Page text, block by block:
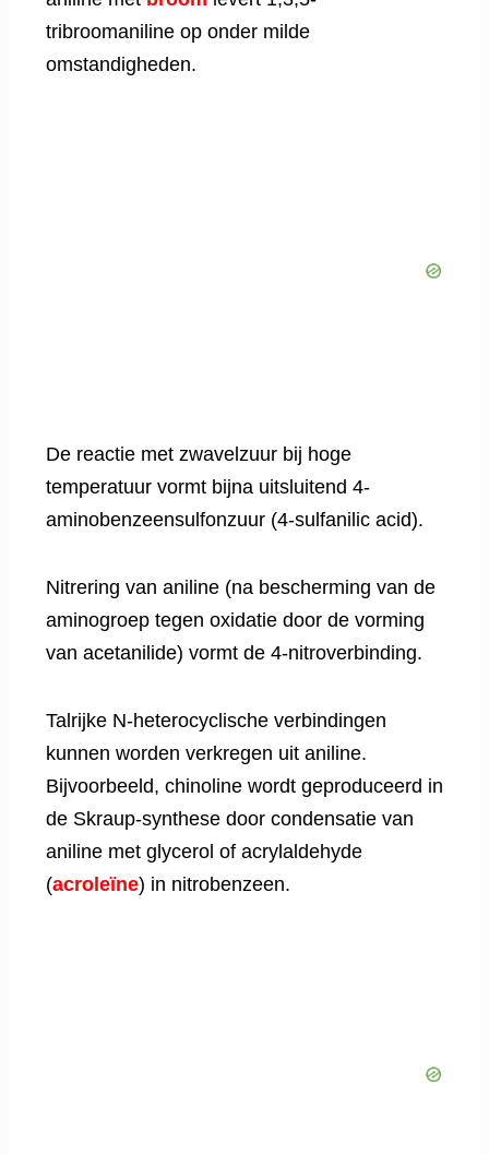
tribroomaniline op onder milde
omstandigheden.
De reactie met zwavelzuur bij hoge
temperatuur vormt bijna uitsluitend 4-
aminobenzeensulfonzuur (4-sulfanilic acid).
Nitrering van aniline (na bescherming van de
aminogroep tegen oxidatie door de vorming
van acetanilide) vormt de 4-nitroverbinding.
Talrijke N-heterocyclische verbindingen
kunnen worden verkregen uit aniline.
Bijvoorbeeld, chinoline wordt geproduceerd in
de Skraup-synthese door condensatie van
aniline met glycerol of acrylaldehyde
(acroleïne) in nitrobenzeen.